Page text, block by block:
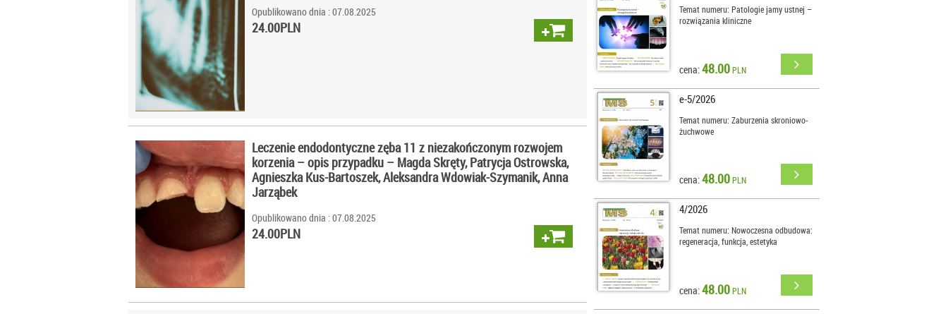
Opublikowano dnia : 07.08.2025
24.00PLN
Leczenie endodontyczne zęba 11 z niezakończonym rozwojem
korzenia – opis przypadku – Magda Skręty, Patrycja Ostrowska,
Agnieszka Kus-Bartoszek, Aleksandra Wdowiak-Szymanik, Anna
Jarząbek
Opublikowano dnia : 07.08.2025
24.00PLN
Temat numeru: Patologie jamy ustnej –
rozwiązania kliniczne
cena:48.00PLN
e-5/2026
Temat numeru: Zaburzenia skroniowo-
żuchwowe
cena:48.00PLN
4/2026
Temat numeru: Nowoczesna odbudowa:
regeneracja, funkcja, estetyka
cena:48.00PLN